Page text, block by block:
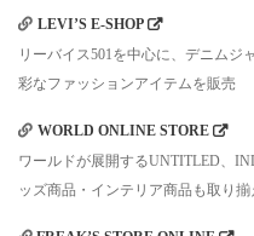
LEVI’S E-SHOP
リーバイス501を中心に、デニムジ
彩なファッションアイテムを販売
WORLD ONLINE STORE
ワールドが展開するUNTITLED、
ッズ商品・インテリア商品も取り揃